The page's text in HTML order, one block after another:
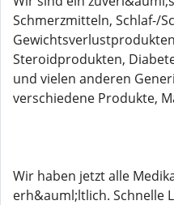
Schmerzmitteln, Schlaf-/
Steroidprodukten,
und vielen anderen
verschiedene Produkte,
Wir haben jetzt alle
erh&auml;ltlich. Schnelle